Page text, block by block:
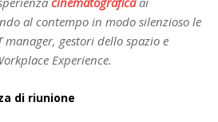
al contempo in modo silenzioso le
gestori dello spazio e
Experience.
di riunione